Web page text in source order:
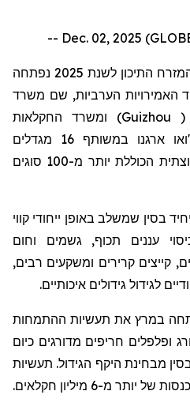
תערוכת האורגני והטבעי של המזרח התיכון לשנת 2025 נפתחה
האמירויות הערביות, שם משרד
(
Guizhou) ומשרד החקלאות
והעניינים הכפריים של גוויז'ואו ארגנו במשותף 16 מגדלים
חקלאיים להצגת תערוכה קבוצתית הכוללת יותר מ-100 סוגים
בסין שמשלב באופן ייחודי קווי
עננים תכוף, גשמים וחום
קייצים קרירים ומשקעים רבים,
לגידול גידולים איכותיים.
במרץ את תעשיות ההתמחות
ופלפלים חריפים מדורגים כיום
מבחינת היקף הגידול. תעשיות
מ-6 מיליון חקלאים.